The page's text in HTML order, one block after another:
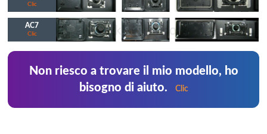
Clic
AC7
Clic
Non riesco a trovare il mio modello, ho
bisogno di aiuto.
Clic